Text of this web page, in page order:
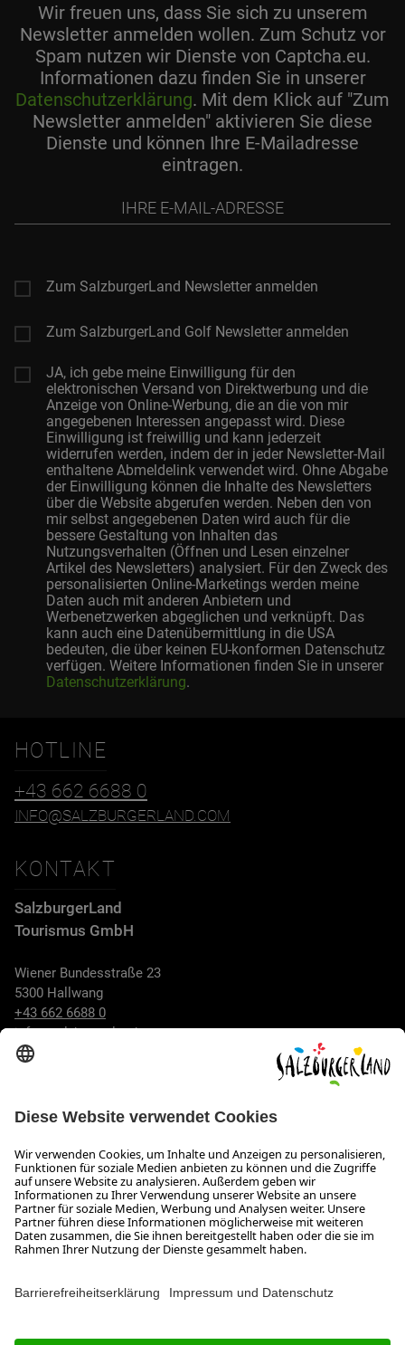
Wir freuen uns, dass Sie sich zu unserem
Newsletter anmelden wollen. Zum Schutz vor
Spam nutzen wir Dienste von Captcha.eu.
Informationen dazu finden Sie in unserer
Datenschutzerklärung. Mit dem Klick auf "Zum
Newsletter anmelden" aktivieren Sie diese
Dienste und können Ihre E-Mailadresse
eintragen.
Mail-
Zum SalzburgerLand Newsletter anmelden
Zum SalzburgerLand Golf Newsletter anmelden
JA, ich gebe meine Einwilligung für den
elektronischen Versand von Direktwerbung und die
Anzeige von Online-Werbung, die an die von mir
angegebenen Interessen angepasst wird. Diese
Einwilligung ist freiwillig und kann jederzeit
widerrufen werden, indem der in jeder Newsletter-Mail
enthaltene Abmeldelink verwendet wird. Ohne Abgabe
der Einwilligung können die Inhalte des Newsletters
über die Website abgerufen werden. Neben den von
mir selbst angegebenen Daten wird auch für die
bessere Gestaltung von Inhalten das
Nutzungsverhalten (Öffnen und Lesen einzelner
Artikel des Newsletters) analysiert. Für den Zweck des
personalisierten Online-Marketings werden meine
Daten auch mit anderen Anbietern und
Werbenetzwerken abgeglichen und verknüpft. Das
kann auch eine Datenübermittlung in die USA
bedeuten, die über keinen EU-konformen Datenschutz
verfügen. Weitere Informationen finden Sie in unserer
Datenschutzerklärung.
HOTLINE
+43 662 6688 0
INFO@SALZBURGERLAND.COM
KONTAKT
SalzburgerLand
Tourismus GmbH
Wiener Bundesstraße 23
5300 Hallwang
+43 662 6688 0
info@salzburgerland.com
Wir freuen uns auf Ihre Anfrage!
Gerne stehen wir Ihnen von Montag bis Donnerstag von 08:00
bis 17:30 Uhr und am Freitag von 08:00 bis 17:00 Uhr zur
Verfügung.
Das Unternehmen Jobs Meeting- und Kongresslocations